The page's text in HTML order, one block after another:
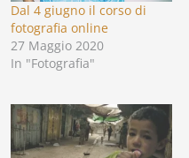
Dal 4 giugno il corso di
fotografia online
27 Maggio 2020
In "Fotografia"